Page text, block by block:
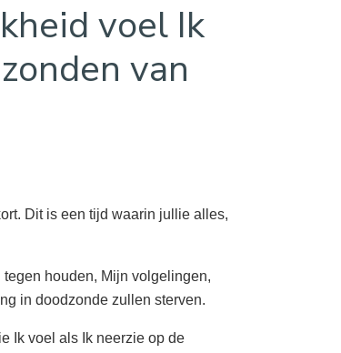
voel Ik
van
Dit is een tijd waarin jullie alles,
houden, Mijn volgelingen,
in doodzonde zullen sterven.
Ik voel als Ik neerzie op de